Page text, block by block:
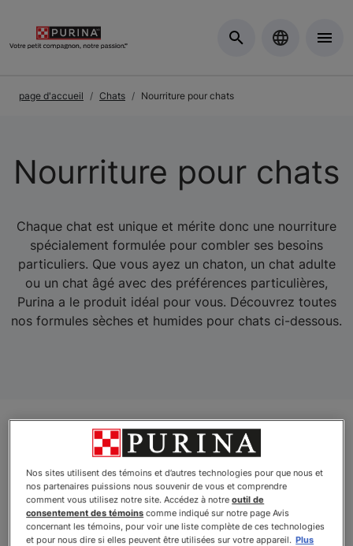
page d'accueil Chats Nourriture pour chats
Nourriture pour chats
Chaque chat est unique et mérite donc une nourriture
spécialement formulée pour combler ses besoins
particuliers. Que vous ayez un chaton, un chat adulte
ou un chat âgé avec des préférences particulières,
Purina a le produit idéal pour vous. Découvrez toutes
nos formules sèches et humides pour chats ci-dessous.
Produits
Nouveau Nouveau
Nos sites utilisent des témoins et d’autres technologies pour que nous et
nos partenaires puissions nous souvenir de vous et comprendre
comment vous utilisez notre site. Accédez à notreoutil de
consentement des témoins comme indiqué sur notre page Avis
concernant les témoins, pour voir une liste complète de ces technologies
et pour nous dire si elles peuvent être utilisées sur votre appareil. Plus